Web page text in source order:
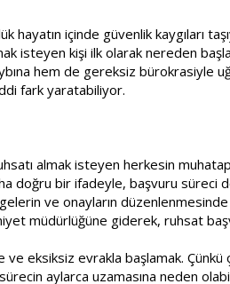
içinde güvenlik kaygıları
isteyen kişi ilk olarak nereden
hem de gereksiz bürokrasiyle
fark yaratabiliyor.
almak isteyen herkesin
doğru bir ifadeyle, başvuru süreci
ve onayların
müdürlüğüne giderek, ruhsat
ve eksiksiz evrakla başlamak.
aylarca uzamasına neden